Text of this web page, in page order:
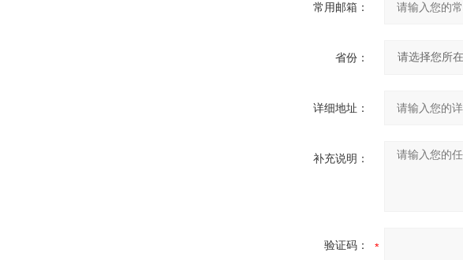
常用邮箱：
省份：
详细地址：
补充说明：
验证码：